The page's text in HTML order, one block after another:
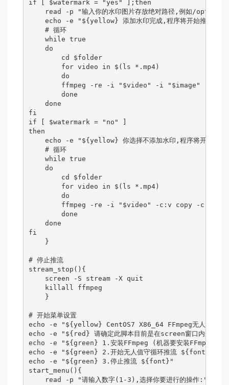
if [ $watermark = "yes" ];then
read -p "输入你的水印图片存放绝对路径,例如/opt/
echo -e "${yellow} 添加水印完成,程序将开始推流.
    # 循环
    while true
    do
        cd $folder
        for video in $(ls *.mp4)
        do
ffmpeg -re -i "$video" -i "$image" -
        done
    done
fi
if [ $watermark = "no" ]
then
echo -e "${yellow} 你选择不添加水印,程序将开始推
    # 循环
    while true
    do
        cd $folder
        for video in $(ls *.mp4)
        do
ffmpeg -re -i "$video" -c:v copy -c:a
        done
    done
fi
    }
# 停止推流
stream_stop(){
    screen -S stream -X quit
    killall ffmpeg
    }
# 开始菜单设置
echo -e "${yellow} CentOS7 X86_64 FFmpeg无人值守
echo -e "${red} 请确定此脚本目前是在screen窗口内运
echo -e "${green} 1.安装FFmpeg (机器要安装FFmpeg才
echo -e "${green} 2.开始无人值守循环推流 ${font}"
echo -e "${green} 3.停止推流 ${font}"
start_menu(){
    read -p "请输入数字(1-3),选择你要进行的操作:" num